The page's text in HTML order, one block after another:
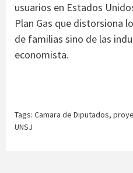
usuarios en Estados
Plan Gas que distorsiona
de familias sino de las
economista.
Tags: Camara de Diputados,
UNSJ